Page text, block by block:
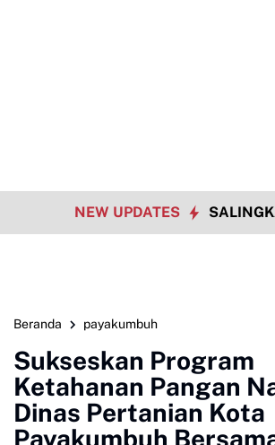
NEW UPDATES
Beranda payakumbuh
Sukseskan Program
Ketahanan Pangan
Dinas Pertanian Kota
Payakumbuh